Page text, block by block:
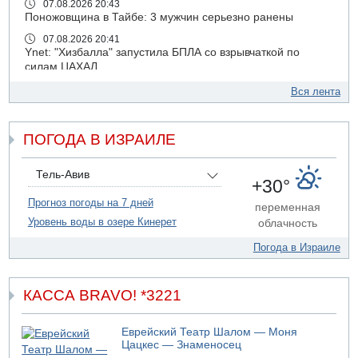
07.08.2026 20:43
Поножовщина в Тайбе: 3 мужчин серьезно ранены
07.08.2026 20:41
Ynet: "Хизбалла" запустила БПЛА со взрывчаткой по
силам ЦАХАЛ
ДТП в Ашдоде: тяжело ранены двое маленьких детей
07.08.2026 19:14
Скончался водитель, врезавшийся в стену в
Иерусалиме
07.08.2026 17:57
Подозреваемый в домогательствах в хостеле - Гильбоа
Дахан
07.08.2026 17:55
коррупционных отношениях с Йоавом Элиаси
для уклонистов-харедим
В Иерусалиме водитель врезался в забор и серьезно
пострадал
Вся лента
ПОГОДА В ИЗРАИЛЕ
Тель-Авив
Прогноз погоды на 7 дней
Уровень воды в озере Кинерет
+30°
переменная
облачность
Погода в Израиле
КАССА BRAVO! *3221
Еврейский Театр Шалом — Моня
Цацкес — Знаменосец